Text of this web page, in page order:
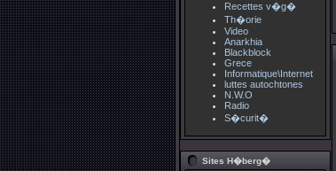
Recettes v�g�
Th�orie
Video
Anarkhia
Blackblock
Grece
Informatique\Internet
luttes autochtones
N.W.O
Radio
S�curit�
Sites H�berg�